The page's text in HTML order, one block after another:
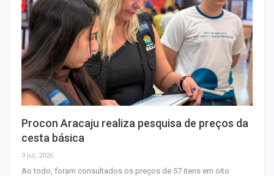
Procon Aracaju realiza pesquisa de preços da
cesta básica
3 jul, 2026
Ao todo, foram consultados os preços de 57 itens em oito